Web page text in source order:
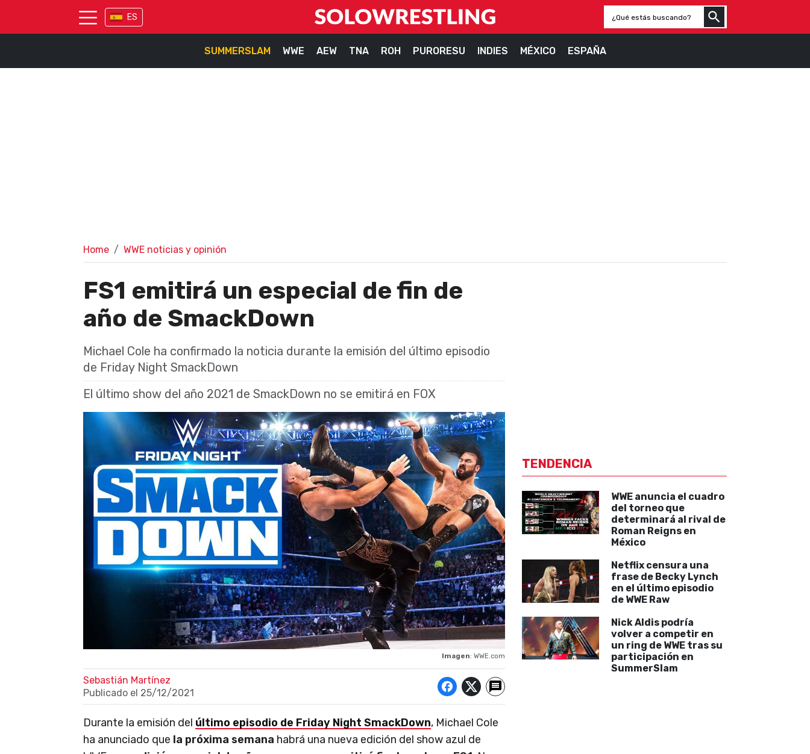
ES
SUMMERSLAM WWE AEW TNA ROH PURORESU INDIES MÉXICO ESPAÑA
Home WWE noticias y opinión
FS1 emitirá un especial de fin de
año de SmackDown
Michael Cole ha confirmado la noticia durante la emisión del último episodio
de Friday Night SmackDown
El último show del año 2021 de SmackDown no se emitirá en FOX
Imagen: WWE.com
Sebastián Martínez
Publicado el 25/12/2021
Durante la emisión del último episodio de Friday Night SmackDown, Michael Cole
ha anunciado que la próxima semana habrá una nueva edición del show azul de
TENDENCIA
WWE anuncia el cuadro
del torneo que
determinará al rival de
Roman Reigns en
México
Netflix censura una
frase de Becky Lynch
en el último episodio
de WWE Raw
Nick Aldis podría
volver a competir en
un ring de WWE tras su
participación en
SummerSlam